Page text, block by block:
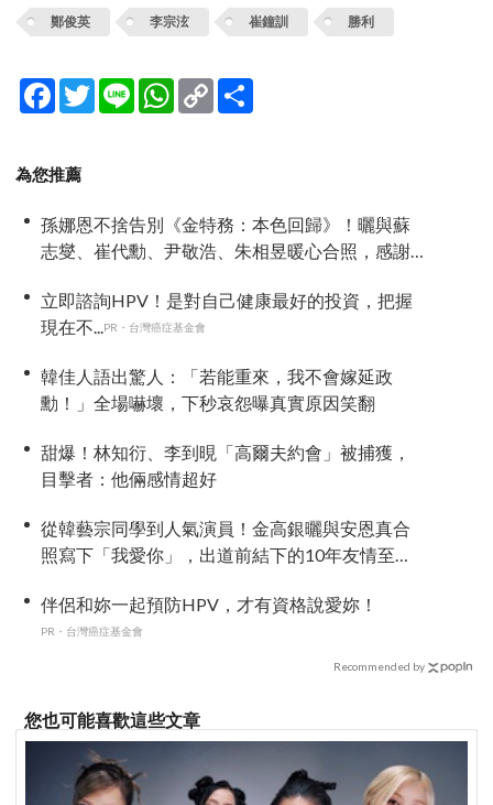
鄭俊英 李宗泫 崔鐘訓 勝利
Facebook
TwitterLine WhatsApp
Copy
Link
為您推薦
孫娜恩不捨告別《金特務：本色回歸》！曬與蘇
志燮、崔代勳、尹敬浩、朱相昱暖心合照，感謝
立即諮詢HPV！是對自己健康最好的投資，把握
現在不...PR・台灣癌症基金會
韓佳人語出驚人：「若能重來，我不會嫁延政
勳！」全場嚇壞，下秒哀怨曝真實原因笑翻
甜爆！林知衍、李到晛「高爾夫約會」被捕獲，
目擊者：他倆感情超好
從韓藝宗同學到人氣演員！金高銀曬與安恩真合
照寫下「我愛你」，出道前結下的10年友情至今
伴侶和妳一起預防HPV，才有資格說愛妳！
PR・台灣癌症基金會
Recommended by
您也可能喜歡這些文章